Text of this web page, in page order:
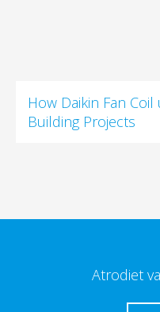
How Daikin Fan
Building Projects
Atrodiet